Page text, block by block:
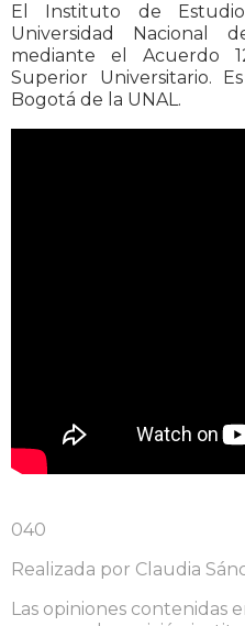
El Instituto de
Universidad Nacional
mediante el Acuerdo
Superior Universitario.
Bogotá de la UNAL.
040
Realizada por Claudia
Las opiniones contenidas